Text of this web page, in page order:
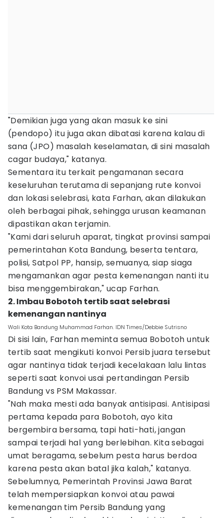
"Demikian juga yang akan masuk ke sini
(pendopo) itu juga akan dibatasi karena kalau di
sana (JPO) masalah keselamatan, di sini masalah
cagar budaya," katanya.
Sementara itu terkait pengamanan secara
keseluruhan terutama di sepanjang rute konvoi
dan lokasi selebrasi, kata Farhan, akan dilakukan
oleh berbagai pihak, sehingga urusan keamanan
dipastikan akan terjamin.
"Kami dari seluruh aparat, tingkat provinsi sampai
pemerintahan Kota Bandung, beserta tentara,
polisi, Satpol PP, hansip, semuanya, siap siaga
mengamankan agar pesta kemenangan nanti itu
bisa menggembirakan," ucap Farhan.
2. Imbau Bobotoh tertib saat selebrasi
kemenangan nantinya
Wali Kota Bandung Muhammad Farhan. IDN Times/Debbie Sutrisno
Di sisi lain, Farhan meminta semua Bobotoh untuk
tertib saat mengikuti konvoi Persib juara tersebut
agar nantinya tidak terjadi kecelakaan lalu lintas
seperti saat konvoi usai pertandingan Persib
Bandung vs PSM Makassar.
"Nah maka mesti ada banyak antisipasi. Antisipasi
pertama kepada para Bobotoh, ayo kita
bergembira bersama, tapi hati-hati, jangan
sampai terjadi hal yang berlebihan. Kita sebagai
umat beragama, sebelum pesta harus berdoa
karena pesta akan batal jika kalah," katanya.
Sebelumnya, Pemerintah Provinsi Jawa Barat
telah mempersiapkan konvoi atau pawai
kemenangan tim Persib Bandung yang